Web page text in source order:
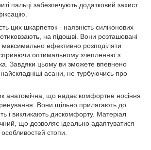
пальці забезпечують додатковий захист
цих шкарпеток - наявність силіконових
на підошві. Вони розташовані
ефективно розподіляти
оптимальному зчепленню з
Завдяки цьому ви зможете впевнено
найскладніші асани, не турбуючись про
анатомічна, що надає комфортне носіння
Вони щільно прилягають до
і викликають дискомфорту. Матеріал
що дозволяє ідеально адаптуватися
стопи.